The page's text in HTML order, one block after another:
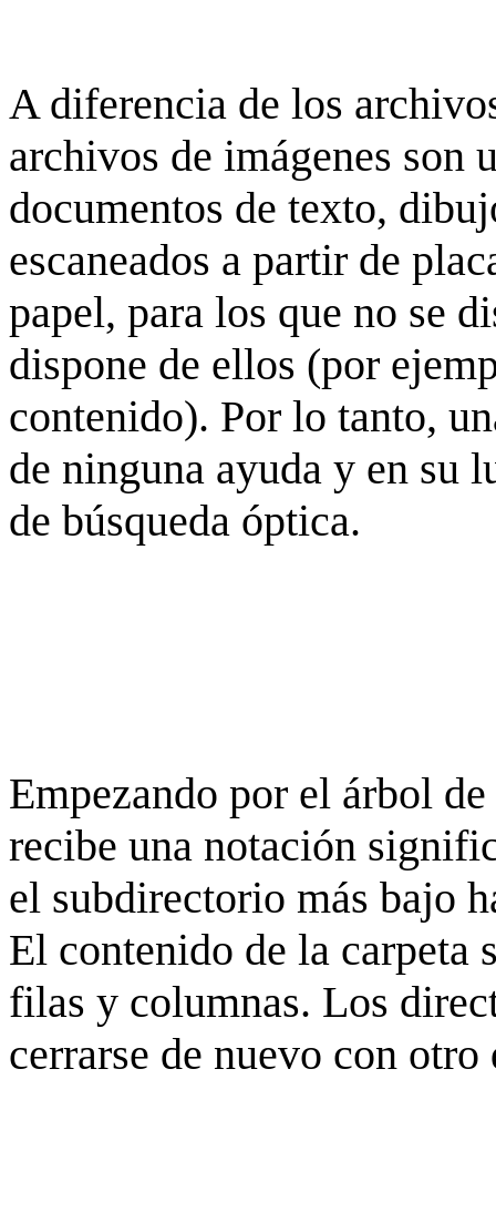
A diferencia de los
archivos de imágenes son
documentos de texto,
escaneados a partir de
papel, para los que no se
dispone de ellos (por
contenido). Por lo tanto,
de ninguna ayuda y en su
de búsqueda óptica.
Empezando por el árbol
recibe una notación
el subdirectorio más bajo
El contenido de la carpeta
filas y columnas. Los
cerrarse de nuevo con